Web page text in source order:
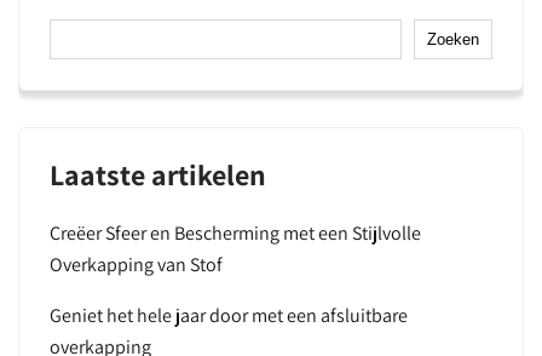
Zoeken
Laatste artikelen
Creëer Sfeer en Bescherming met een Stijlvolle
Overkapping van Stof
Geniet het hele jaar door met een afsluitbare
overkapping